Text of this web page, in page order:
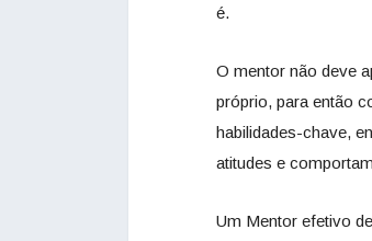
é.
O mentor não deve
próprio, para então
habilidades-chave,
atitudes e
Um Mentor efetivo